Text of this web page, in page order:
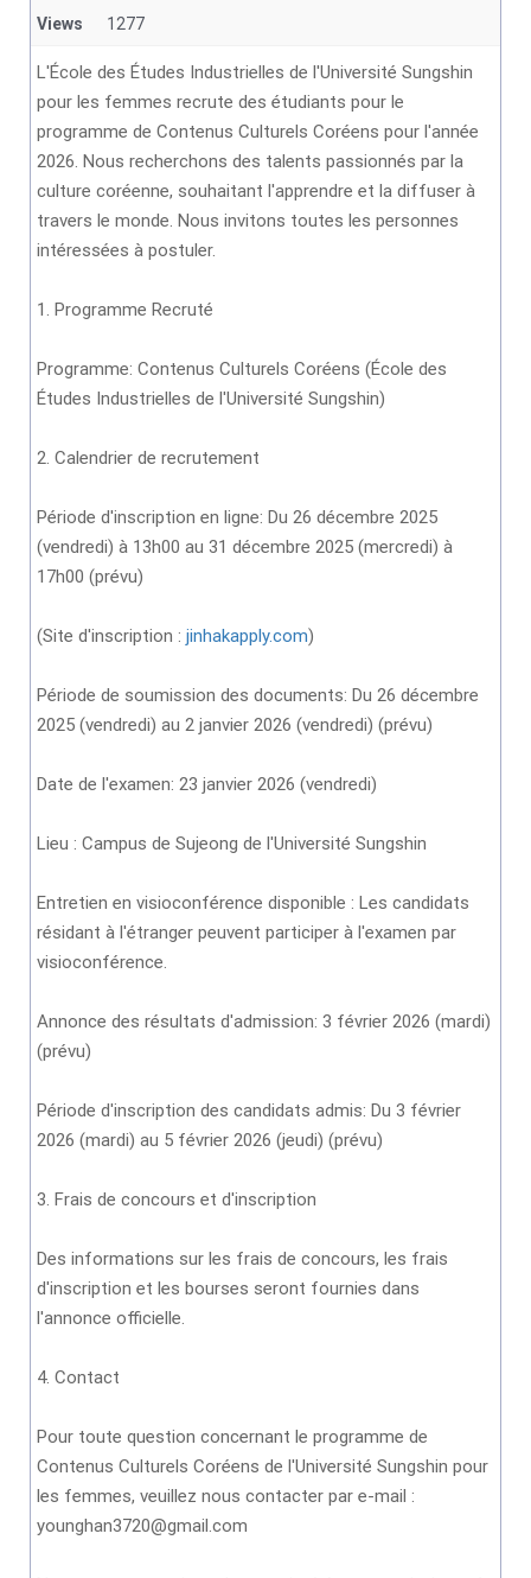
Views 1277
L'École des Études Industrielles de l'Université Sungshin
pour les femmes recrute des étudiants pour le
programme de Contenus Culturels Coréens pour l'année
2026. Nous recherchons des talents passionnés par la
culture coréenne, souhaitant l'apprendre et la diffuser à
travers le monde. Nous invitons toutes les personnes
intéressées à postuler.
1. Programme Recruté
Programme: Contenus Culturels Coréens (École des
Études Industrielles de l'Université Sungshin)
2. Calendrier de recrutement
Période d'inscription en ligne: Du 26 décembre 2025
(vendredi) à 13h00 au 31 décembre 2025 (mercredi) à
17h00 (prévu)
(Site d'inscription : jinhakapply.com)
Période de soumission des documents: Du 26 décembre
2025 (vendredi) au 2 janvier 2026 (vendredi) (prévu)
Date de l'examen: 23 janvier 2026 (vendredi)
Lieu : Campus de Sujeong de l'Université Sungshin
Entretien en visioconférence disponible : Les candidats
résidant à l'étranger peuvent participer à l'examen par
visioconférence.
Annonce des résultats d'admission: 3 février 2026 (mardi)
(prévu)
Période d'inscription des candidats admis: Du 3 février
2026 (mardi) au 5 février 2026 (jeudi) (prévu)
3. Frais de concours et d'inscription
Des informations sur les frais de concours, les frais
d'inscription et les bourses seront fournies dans
l'annonce officielle.
4. Contact
Pour toute question concernant le programme de
Contenus Culturels Coréens de l'Université Sungshin pour
les femmes, veuillez nous contacter par e-mail :
younghan3720@gmail.com